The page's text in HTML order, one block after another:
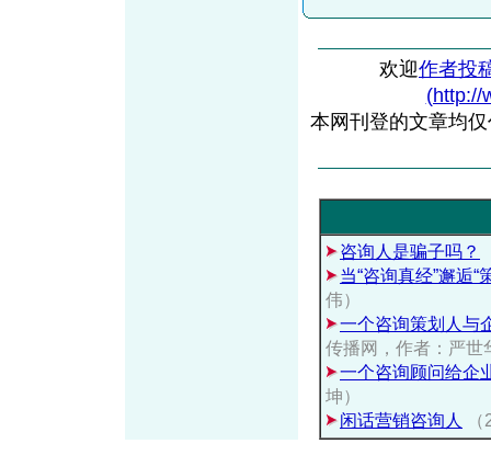
欢迎作者投
(http://
本网刊登的文章均
咨询人是骗子吗？
当“咨询真经”邂逅“
伟）
一个咨询策划人与
传播网，作者：严世
一个咨询顾问给企
坤）
闲话营销咨询人